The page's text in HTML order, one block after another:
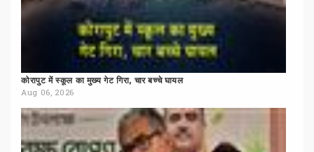
कोरापुट में स्कूल का मुख्य गेट गिरा, चार बच्चे घायल
Aug 06, 2026